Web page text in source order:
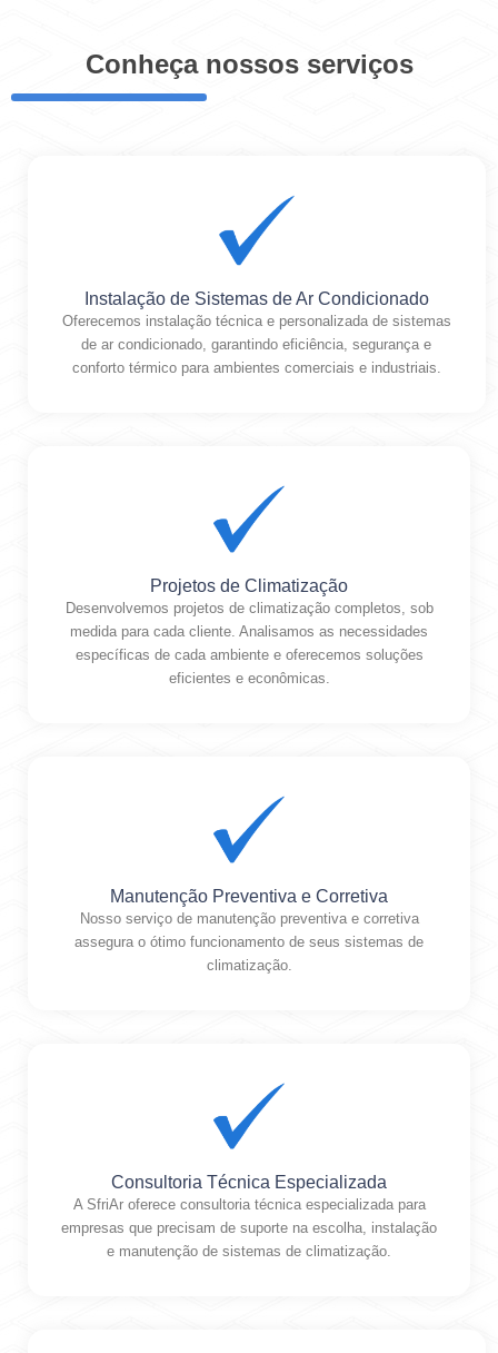
Conheça nossos serviços
Instalação de Sistemas de Ar Condicionado
Oferecemos instalação técnica e personalizada de sistemas
de ar condicionado, garantindo eficiência, segurança e
conforto térmico para ambientes comerciais e industriais.
Projetos de Climatização
Desenvolvemos projetos de climatização completos, sob
medida para cada cliente. Analisamos as necessidades
específicas de cada ambiente e oferecemos soluções
eficientes e econômicas.
Manutenção Preventiva e Corretiva
Nosso serviço de manutenção preventiva e corretiva
assegura o ótimo funcionamento de seus sistemas de
climatização.
Consultoria Técnica Especializada
A SfriAr oferece consultoria técnica especializada para
empresas que precisam de suporte na escolha, instalação
e manutenção de sistemas de climatização.